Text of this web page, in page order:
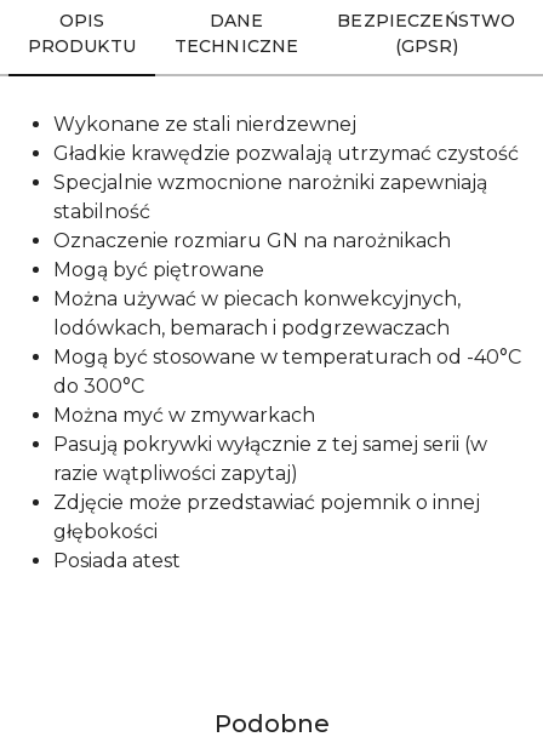
OPIS
PRODUKTU
DANE
TECHNICZNE
BEZPIECZEŃSTWO
(GPSR)
Wykonane ze stali nierdzewnej
Gładkie krawędzie pozwalają utrzymać czystość
Specjalnie wzmocnione narożniki zapewniają
stabilność
Oznaczenie rozmiaru GN na narożnikach
Mogą być piętrowane
Można używać w piecach konwekcyjnych,
lodówkach, bemarach i podgrzewaczach
Mogą być stosowane w temperaturach od -40°C
do 300°C
Można myć w zmywarkach
Pasują pokrywki wyłącznie z tej samej serii (w
razie wątpliwości zapytaj)
Zdjęcie może przedstawiać pojemnik o innej
głębokości
Posiada atest
Produkty
Podobne